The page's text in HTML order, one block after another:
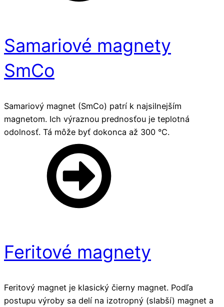
Samariové magnety
SmCo
Samariový magnet (SmCo) patrí k najsilnejším
magnetom. Ich výraznou prednosťou je teplotná
odolnosť. Tá môže byť dokonca až 300 °C.
Feritové magnety
Feritový magnet je klasický čierny magnet. Podľa
postupu výroby sa delí na izotropný (slabší) magnet a